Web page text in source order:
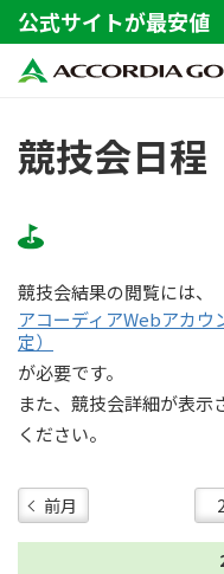
公式サイトが最安値
競技会日程
競技会結果の閲覧には、
アコーディアWebアカウ
定）
が必要です。
また、競技会詳細が表
ください。
前月